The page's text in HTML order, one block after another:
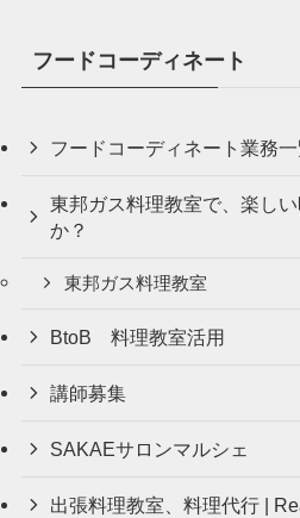
フードコーディネート
フードコーディネート業務
東邦ガス料理教室で、楽し
か？
東邦ガス料理教室
BtoB 料理教室活用
講師募集
SAKAEサロンマルシェ
出張料理教室、料理代行 |